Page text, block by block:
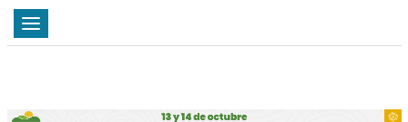
Toggle
navigation